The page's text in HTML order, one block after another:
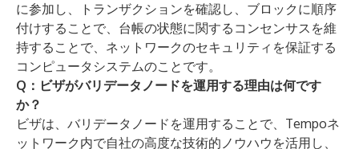
に参加し、トランザクションを確認し、ブロックに順序
付けすることで、台帳の状態に関するコンセンサスを維
持することで、ネットワークのセキュリティを保証する
コンピュータシステムのことです。
Q：ビザがバリデータノードを運用する理由は何です
か？
ビザは、バリデータノードを運用することで、Tempoネ
ットワーク内で自社の高度な技術的ノウハウを活用し、